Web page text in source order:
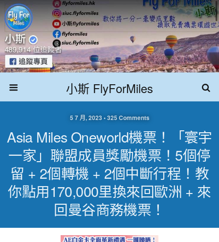
小斯 FlyForMiles
5 7 月, 2023 • 325 Comments
Asia Miles Oneworld機票！「寰宇
一家」聯盟成員獎勵機票！5個停
留 + 2個轉機 + 2個中斷行程！教
你點用170,000里換來回歐洲 + 來
回曼谷商務機票！